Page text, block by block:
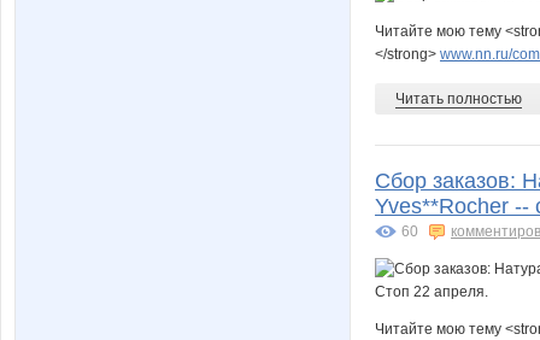
Читайте мою тему
</strong> www.nn.ru/
Читать полностью
Сбор заказов:
Yves**Rocher --
60
Читайте мою тему